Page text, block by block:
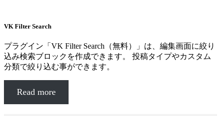
VK Filter Search
プラグイン「VK Filter Search（無料）」は、編集画面に絞り
込み検索ブロックを作成できます。 投稿タイプやカスタム
分類で絞り込む事ができます。
Read more